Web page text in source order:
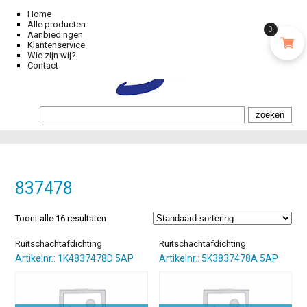
Home
Alle producten
Aanbiedingen
Klantenservice
Wie zijn wij?
Contact
837478
Toont alle 16 resultaten
Ruitschachtafdichting
Artikelnr.: 1K4837478D 5AP
Ruitschachtafdichting
Artikelnr.: 5K3837478A 5AP
0